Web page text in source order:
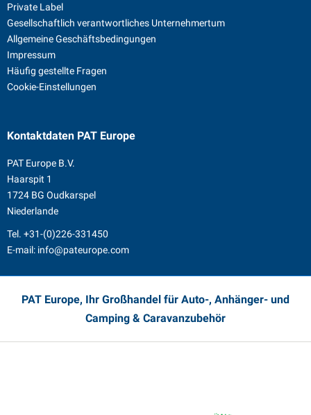
Private Label
Gesellschaftlich verantwortliches Unternehmertum
Allgemeine Geschäftsbedingungen
Impressum
Häufig gestellte Fragen
Cookie-Einstellungen
Kontaktdaten PAT Europe
PAT Europe B.V.
Haarspit 1
1724 BG Oudkarspel
Niederlande
Tel. +31-(0)226-331450
E-mail: info@pateurope.com
PAT Europe, Ihr Großhandel für Auto-, Anhänger- und
Camping & Caravanzubehör